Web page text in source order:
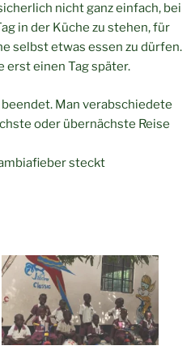
nicht ganz einfach, bei
in der Küche zu stehen, für
selbst etwas essen zu dürfen.
erst einen Tag später.
Man verabschiedete
oder übernächste Reise
steckt